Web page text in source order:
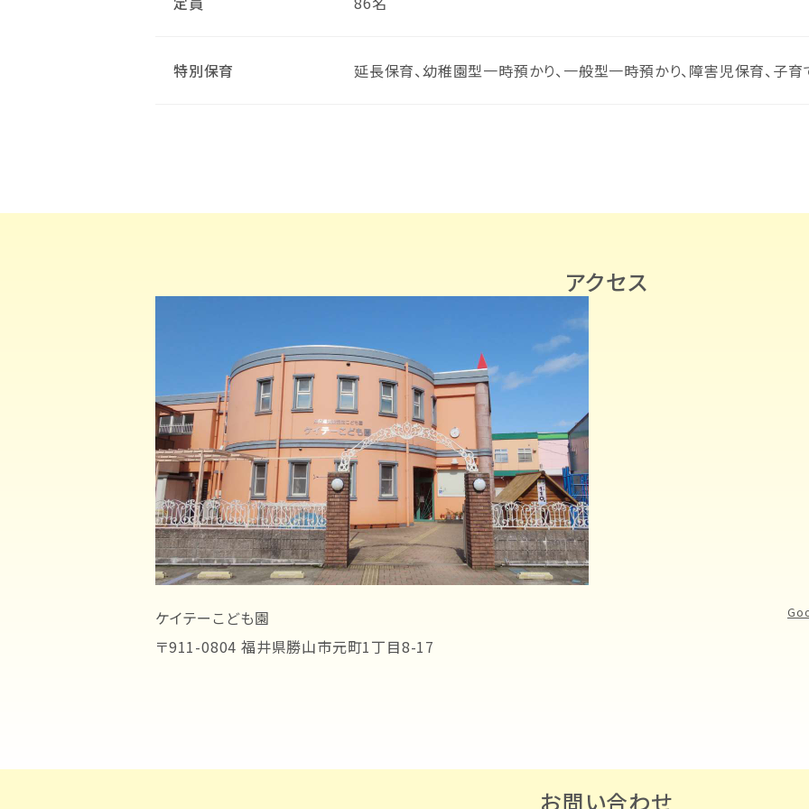
特別保育 延長保育、幼稚園型一時預かり、 一般型一時預かり、障害児保育、子
アクセス
ケイテーこども園
〒911-0804 福井県勝山市元町1丁目8-17
お問い合わせ